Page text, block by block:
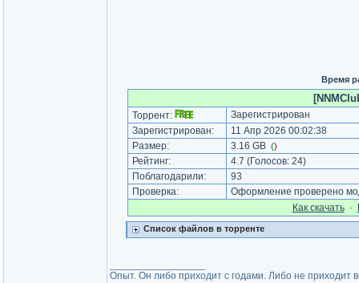
Время
Торрент:
Зарегистрирован
Зарегистрирован:
11 Апр 2026 00:02:38
Размер:
3.16 GB ()
Рейтинг: 4.7 (Голосов: 24)
Поблагодарили:
93
Проверка:
Оформление проверено
Как cкачать·
Список файлов в торренте
Опыт. Он либо приходит с годами. Либо не приходит